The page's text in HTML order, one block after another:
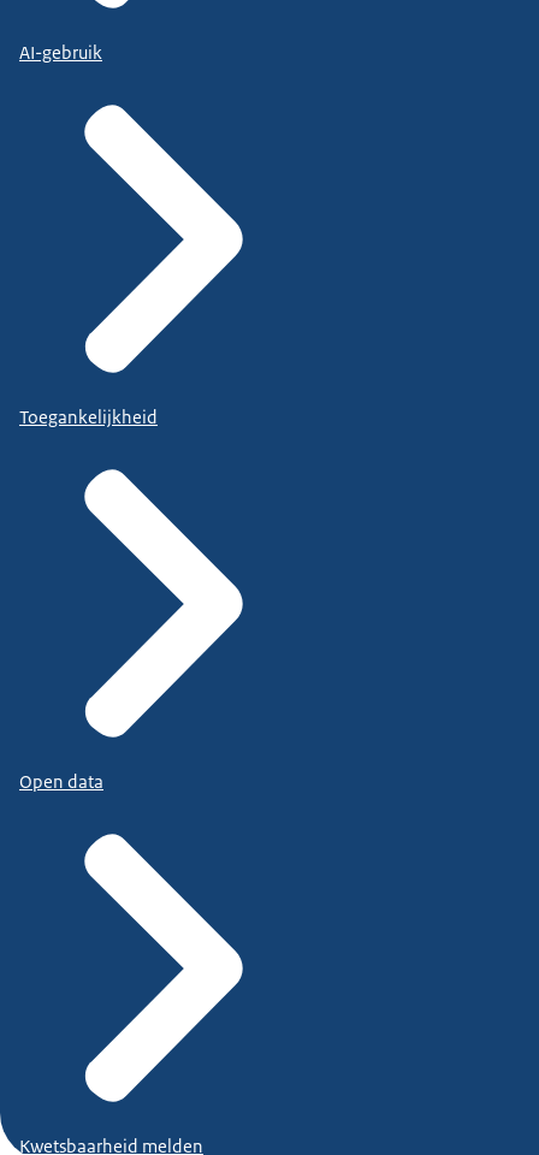
AI-gebruik
Toegankelijkheid
Open data
Kwetsbaarheid melden